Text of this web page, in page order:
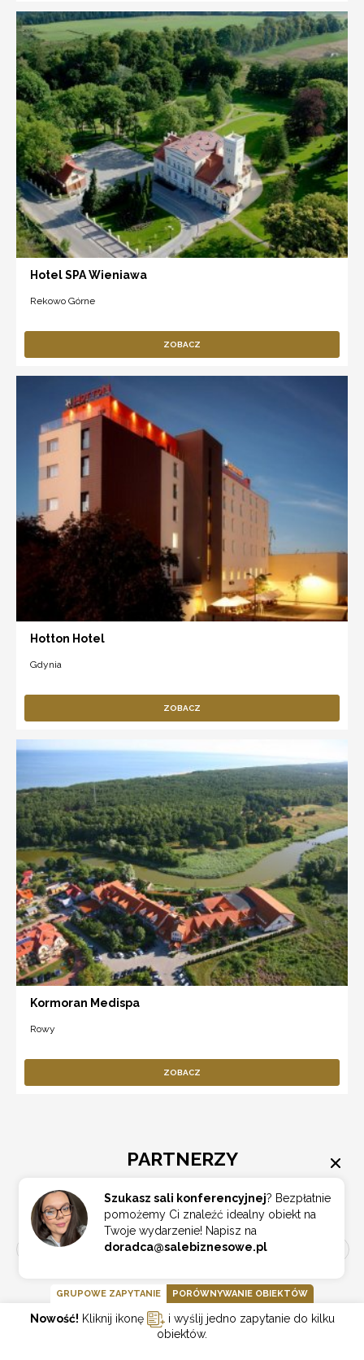
Hotel SPA Wieniawa
Rekowo Górne
ZOBACZ
Hotton Hotel
Gdynia
ZOBACZ
Kormoran Medispa
Rowy
ZOBACZ
PARTNERZY
Szukasz sali konferencyjnej? Bezpłatnie
pomożemy Ci znaleźć idealny obiekt na
Twoje wydarzenie! Napisz na
doradca@salebiznesowe.pl
GRUPOWE ZAPYTANIE PORÓWNYWANIE OBIEKTÓW
Nowość! Kliknij ikonę
i wyślij jedno zapytanie do kilku
obiektów.